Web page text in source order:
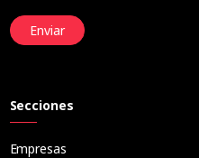
Enviar
Secciones
Empresas